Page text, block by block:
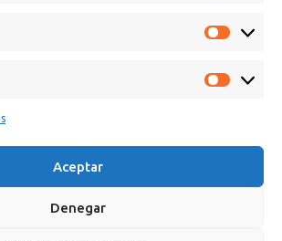
Aceptar
Denegar
paint@spsil.es